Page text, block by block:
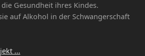
Gesundheit ihres Kindes.
auf Alkohol in der Schwangerschaft
...